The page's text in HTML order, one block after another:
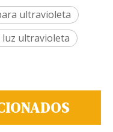
ultravioleta
luz ultravioleta